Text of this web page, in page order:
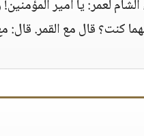
لعمر: يا أمير
كنت؟ قال مع القمر. قال: